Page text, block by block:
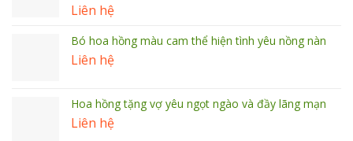
Liên hệ
Bó hoa hồng màu cam thể hiện tình yêu nồng nàn
Liên hệ
Hoa hồng tặng vợ yêu ngọt ngào và đầy lãng mạn
Liên hệ